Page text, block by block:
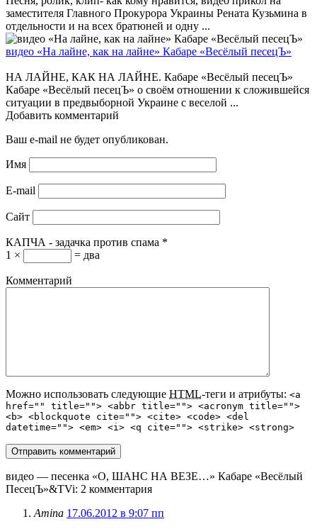
заместителя Главного Прокурора Украины Рената Кузьмина в
отдельности и на всех братюней и одну ...
видео «На лайне, как на лайне» Кабаре «Весёлый песецЪ»
НА ЛАЙНЕ, КАК НА ЛАЙНЕ. Кабаре «Весёлый песецЪ»
Кабаре «Весёлый песецЪ» о своём отношении к сложившейся
ситуации в предвыборной Украине с веселой ...
Добавить комментарий
Ваш e-mail не будет опубликован.
Имя
E-mail
Сайт
КАПЧА - задачка против спама *
1 ×
= два
Комментарий
Можно использовать следующие HTML-теги и атрибуты: <a
href="" title=""> <abbr title=""> <acronym title="">
<b> <blockquote cite=""> <cite> <code> <del
datetime=""> <em> <i> <q cite=""> <strike> <strong>
видео — песенка «О, ШАНС НА ВЕЗЕ…» Кабаре «Весёлый
ПесецЪ»&TVi: 2 комментария
Amina 17.06.2012 в 9:07 пп